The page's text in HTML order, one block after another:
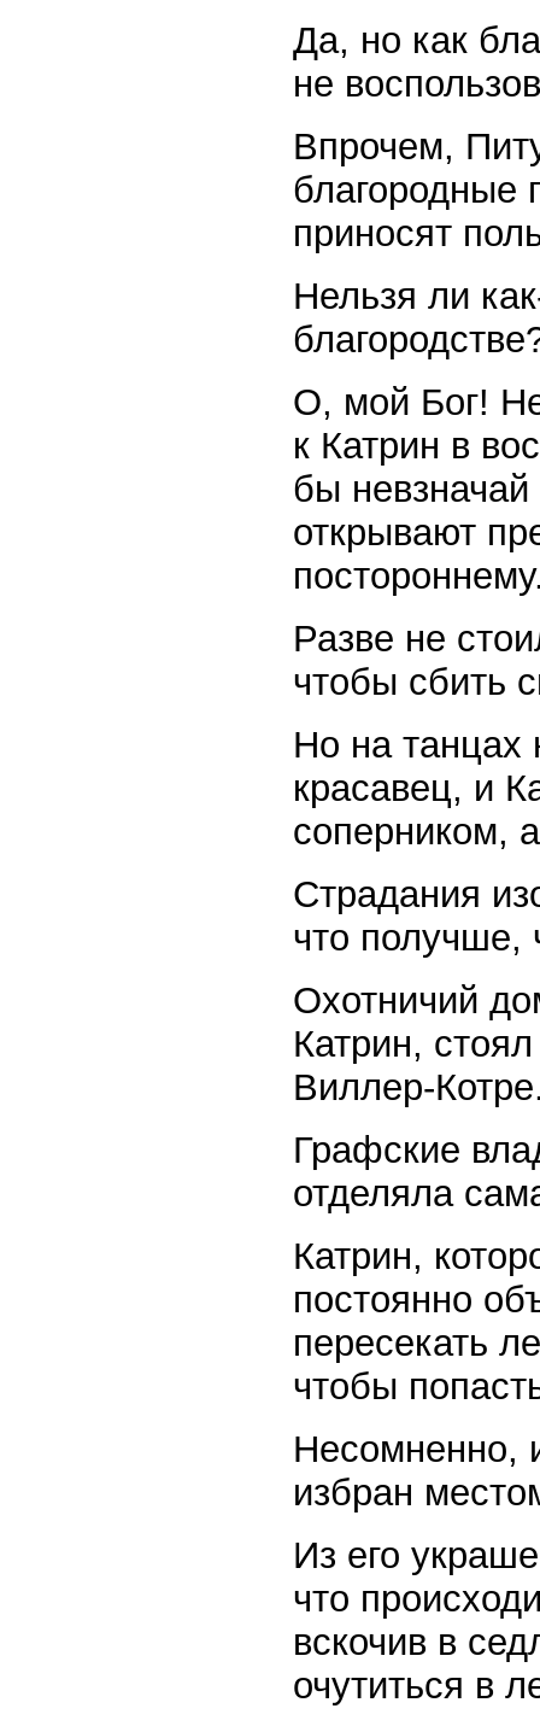
Да, но как
не
Впрочем,
благородные
приносят
Нельзя ли
О, мой Бог!
к Катрин в
бы
открывают
Разве не
чтобы сбить
Но на танцах
красавец, и
соперником,
Страдания
что получше,
Охотничий
Катрин,
Виллер-
Графские
отделяла
Катрин,
постоянно
пересекать
чтобы
Несомненно,
избран
Из его
что
вскочив в
очутиться в